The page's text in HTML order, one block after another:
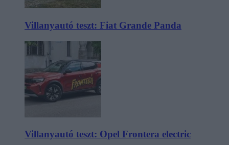
Villanyautó teszt: Fiat Grande Panda
Villanyautó teszt: Opel Frontera electric